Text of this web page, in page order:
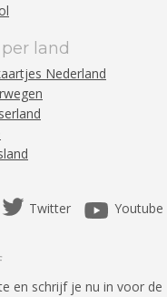
land
Nederland
Twitter Youtube
en schrijf je nu in voor de